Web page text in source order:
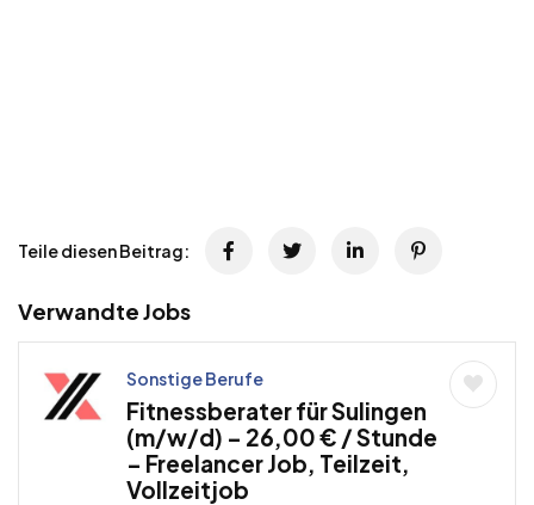
Teile diesen Beitrag:
Verwandte Jobs
Sonstige Berufe
Fitnessberater für Sulingen
(m/w/d) – 26,00 € / Stunde
– Freelancer Job, Teilzeit,
Vollzeitjob